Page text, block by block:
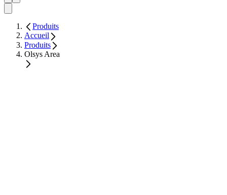
Produits
Accueil
Produits
Olsys Area